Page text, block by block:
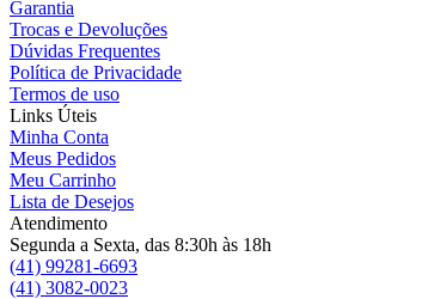
Garantia
Trocas e Devoluções
Dúvidas Frequentes
Política de Privacidade
Termos de uso
Links Úteis
Minha Conta
Meus Pedidos
Meu Carrinho
Lista de Desejos
Atendimento
Segunda a Sexta, das 8:30h às 18h
(41) 99281-6693
(41) 3082-0023